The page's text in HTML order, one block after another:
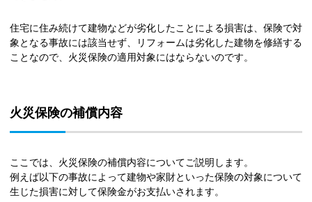
住宅に住み続けて建物などが劣化したことによる損害は、保険で対
象となる事故には該当せず、リフォームは劣化した建物を修繕する
ことなので、火災保険の適用対象にはならないのです。
火災保険の補償内容
ここでは、火災保険の補償内容についてご説明します。
例えば以下の事故によって建物や家財といった保険の対象について
生じた損害に対して保険金がお支払いされます。